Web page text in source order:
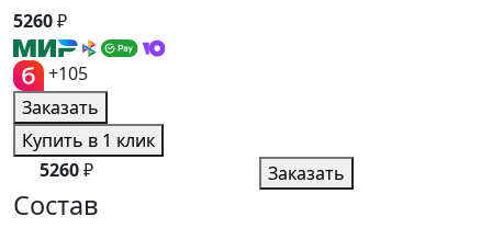
5260₽
+105
Заказать
Купить в 1 клик
5260₽ Заказать
Состав